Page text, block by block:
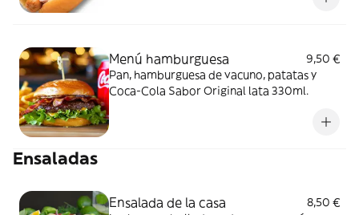
Menú hamburguesa
9,50 €
Pan, hamburguesa de vacuno, patatas y
Coca-Cola Sabor Original lata 330ml.
Ensaladas
Ensalada de la casa
8,50 €